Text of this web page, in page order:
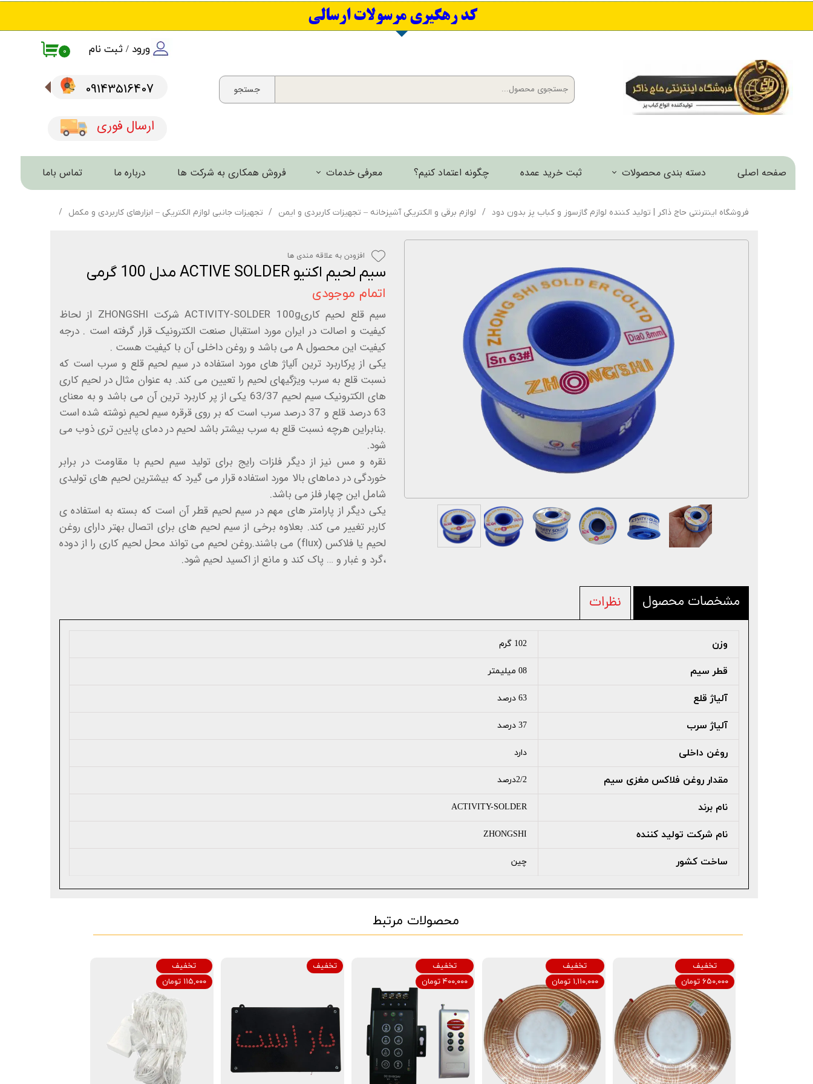
ورود / ثبت نام
تغییر گذر واژه
خروج از حساب کاربری
صفحه اصلی دسته بندی محصولات
کباب پز و منقل
اجاق و مشعل
لوازم و تجهیزات جانبی
لوازم برقی
آرایشی و بهداشتی
محصولات تخفیف دار
ثبت خرید عمده چگونه اعتماد کنیم؟ معرفی خدمات
برش لیزری فلزات
گالری فیلم
اخبار و مقالات
استعلام قیمت
فروش همکاری به شرکت ها درباره ما تماس باما
۰
جستجو
​کد رهگیری مرسولات ارسالی
09143516407​​​​​​​
ارسال فوری
فروشگاه اینترنتی حاج ذاکر | تولید کننده لوازم گازسوز و کباب پز بدون دود لوازم برقی و الکتریکی آشپزخانه – تجهیزات کاربردی و ایمن تجهیزات جانبی لوازم الکتریکی – ابزارهای کاربردی و مکمل
سیم لحیم اکتیو ACTIVE SOLDER مدل 100 گرمی
اتمام موجودی
سیم قلع لحیم کاریACTIVITY-SOLDER 100g شرکت ZHONGSHI از لحاظ
کیفیت و اصالت در ایران مورد استقبال صنعت الکترونیک قرار گرفته است . درجه
کیفیت این محصول A می باشد و روغن داخلی آن با کیفیت هست .
یکی از پرکاربرد ترین آلیاژ های مورد استفاده در سیم لحیم قلع و سرب است که
نسبت قلع به سرب ویژگیهای لحیم را تعیین می کند. به عنوان مثال در لحیم کاری
های الکترونیک سیم لحیم 63/37 یکی از پر کاربرد ترین آن می باشد و به معنای
63 درصد قلع و 37 درصد سرب است که بر روی قرقره سیم لحیم نوشته شده است
.بنابراین هرچه نسبت قلع به سرب بیشتر باشد لحیم در دمای پایین تری ذوب می
شود.
نقره و مس نیز از دیگر فلزات رایج برای تولید سیم لحیم با مقاومت در برابر
خوردگی در دماهای بالا مورد استفاده قرار می گیرد که بیشترین لحیم های تولیدی
شامل این چهار فلز می باشد.
یکی دیگر از پارامتر های مهم در سیم لحیم قطر آن است که بسته به استفاده ی
کاربر تغییر می کند. بعلاوه برخی از سیم لحیم های برای اتصال بهتر دارای روغن
لحیم یا فلاکس (flux) می باشند.روغن لحیم می تواند محل لحیم کاری را از دوده
،گرد و غبار و … پاک کند و مانع از اکسید لحیم شود.
افزودن به علاقه مندی ها
مشخصات محصول نظرات
وزن 102 گرم
قطر سیم 08 میلیمتر
آلیاژ قلع 63 درصد
آلیاژ سرب 37 درصد
روغن داخلی دارد
مقدار روغن فلاکس مغزی سیم 2/2درصد
نام برند ACTIVITY-SOLDER
نام شرکت تولید کننده ZHONGSHI
ساخت کشور چین
محصولات مرتبط
تخفیف
۱۱۵,۰۰۰ تومان
تخفیف
تخفیف
۴۰۰,۰۰۰ تومان
تخفیف
۱,۱۱۰,۰۰۰ تومان
تخفیف
۶۵۰,۰۰۰ تومان